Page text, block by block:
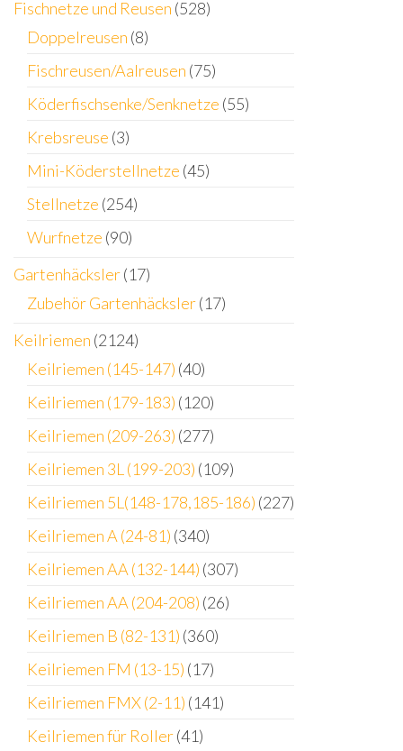
Fischnetze und Reusen (528)
Doppelreusen (8)
Fischreusen/Aalreusen (75)
Köderfischsenke/Senknetze (55)
Krebsreuse (3)
Mini-Köderstellnetze (45)
Stellnetze (254)
Wurfnetze (90)
Gartenhäcksler(17)
Zubehör Gartenhäcksler(17)
Keilriemen (2124)
Keilriemen (145-147) (40)
Keilriemen (179-183) (120)
Keilriemen (209-263) (277)
Keilriemen 3L (199-203) (109)
Keilriemen 5L(148-178,185-186) (227)
Keilriemen A (24-81) (340)
Keilriemen AA (132-144) (307)
Keilriemen AA (204-208) (26)
Keilriemen B (82-131) (360)
Keilriemen FM (13-15) (17)
Keilriemen FMX (2-11) (141)
Keilriemen für Roller(41)